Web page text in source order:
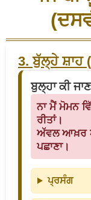
3. ਬੁੱਲ੍ਹੇ ਸ਼ਾਹ
ਬੁਲ੍ਹਾ ਕੀ
ਨਾ ਮੈਂ ਮੋਮਨ
ਰੀਤਾਂ।
ਅੱਵਲ ਆਖ਼ਰ
ਪਛਾਣਾ।
ਪ੍ਰਸੰਗ